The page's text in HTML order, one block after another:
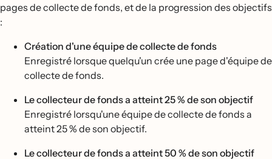
pages de collecte de fonds, et de la progression des objectifs
:
Création d'une équipe de collecte de fonds
Enregistré lorsque quelqu'un crée une page d'équipe de
collecte de fonds.
Le collecteur de fonds a atteint 25 % de son objectif
Enregistré lorsqu'une équipe de collecte de fonds a
atteint 25 % de son objectif.
Le collecteur de fonds a atteint 50 % de son objectif